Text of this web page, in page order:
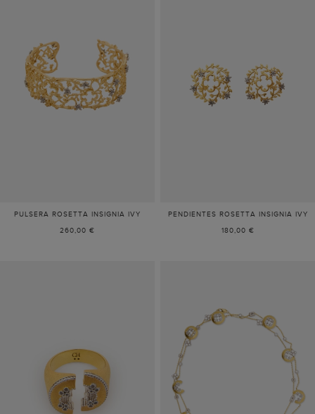
PULSERA ROSETTA INSIGNIA IVY
260,00 €
PENDIENTES ROSETTA INSIGNIA IVY
180,00 €